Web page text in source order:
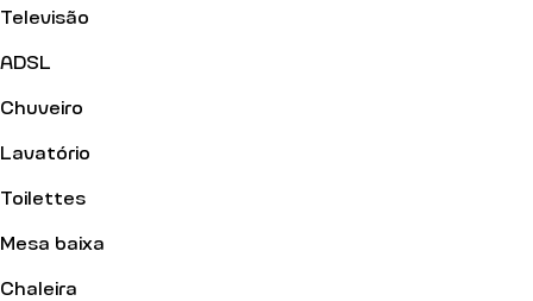
Televisão
ADSL
Chuveiro
Lavatório
Toilettes
Mesa baixa
Chaleira